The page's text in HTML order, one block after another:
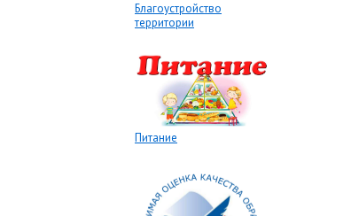
Благоустройство
территории
Питание